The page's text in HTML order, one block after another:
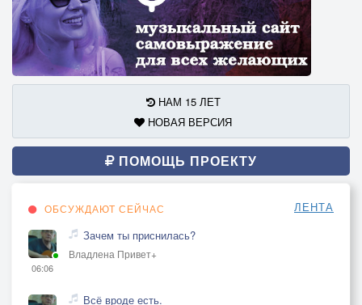
НАМ 15 ЛЕТ
НОВАЯ ВЕРСИЯ
ПОМОЩЬ ПРОЕКТУ
ОБСУЖДАЮТ СЕЙЧАС ЛЕНТА
06:06
Зачем ты приснилась?
Владлена Привет+
Всё вроде есть.